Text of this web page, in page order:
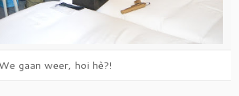
We gaan weer, hoi hè?!